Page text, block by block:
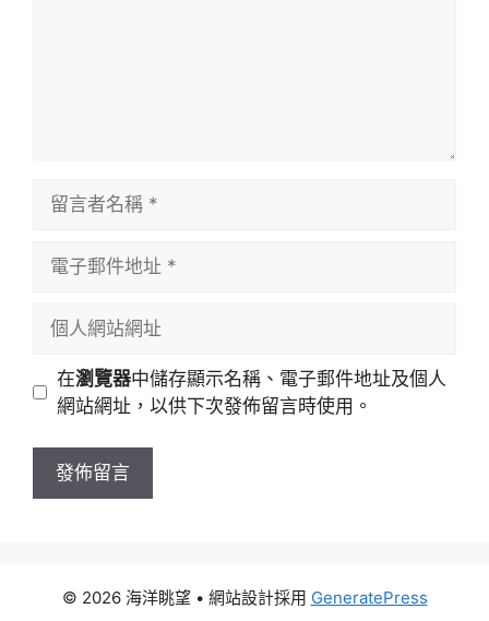
址
站
址
在瀏覽器中儲存顯示名稱、電子郵件地址及個人
網站網址，以供下次發佈留言時使用。
© 2026 海洋眺望• 網站設計採用 GeneratePress